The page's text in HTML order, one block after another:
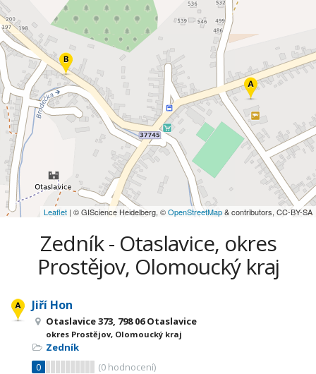
Leaflet | © GIScience Heidelberg, ©OpenStreetMap& contributors, CC-BY-SA
Zedník - Otaslavice, okres
Prostějov, Olomoucký kraj
Jiří Hon
Otaslavice 373, 798 06 Otaslavice
okres Prostějov, Olomoucký kraj
Zedník
0
(0 hodnocení)